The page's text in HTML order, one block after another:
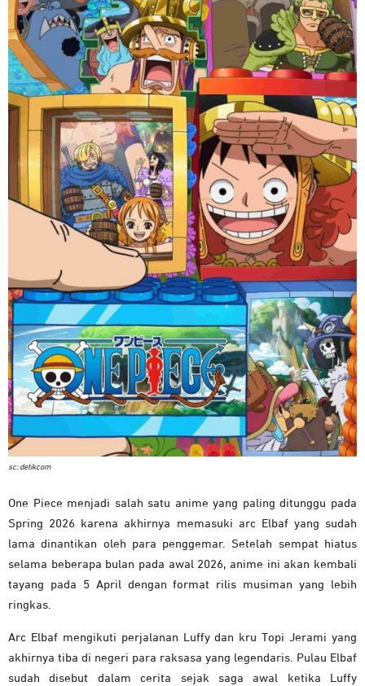
sc: detikcom
One Piece menjadi salah satu anime yang paling ditunggu pada
Spring 2026 karena akhirnya memasuki arc Elbaf yang sudah
lama dinantikan oleh para penggemar. Setelah sempat hiatus
selama beberapa bulan pada awal 2026, anime ini akan kembali
tayang pada 5 April dengan format rilis musiman yang lebih
ringkas.
Arc Elbaf mengikuti perjalanan Luffy dan kru Topi Jerami yang
akhirnya tiba di negeri para raksasa yang legendaris. Pulau Elbaf
sudah disebut dalam cerita sejak saga awal ketika Luffy